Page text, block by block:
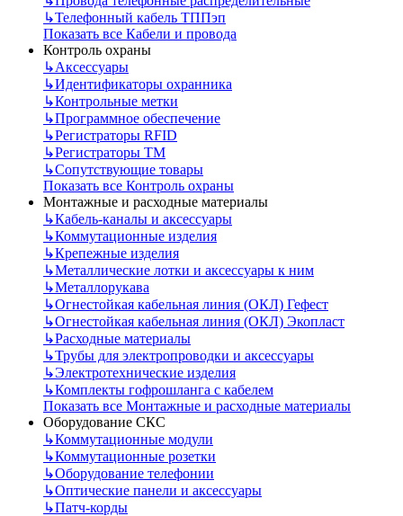
↳Телефонный кабель ТППэп
Показать все Кабели и провода
Контроль охраны
↳Аксессуары
↳Идентификаторы охранника
↳Контрольные метки
↳Программное обеспечение
↳Регистраторы RFID
↳Регистраторы ТМ
↳Сопутствующие товары
Показать все Контроль охраны
Монтажные и расходные материалы
↳Кабель-каналы и аксессуары
↳Коммутационные изделия
↳Крепежные изделия
↳Металлические лотки и аксессуары к ним
↳Металлорукава
↳Огнестойкая кабельная линия (ОКЛ) Гефест
↳Огнестойкая кабельная линия (ОКЛ) Экопласт
↳Расходные материалы
↳Трубы для электропроводки и аксессуары
↳Электротехнические изделия
↳Комплекты гофрошланга с кабелем
Показать все Монтажные и расходные материалы
Оборудование СКС
↳Коммутационные модули
↳Коммутационные розетки
↳Оборудование телефонии
↳Оптические панели и аксессуары
↳Патч-корды